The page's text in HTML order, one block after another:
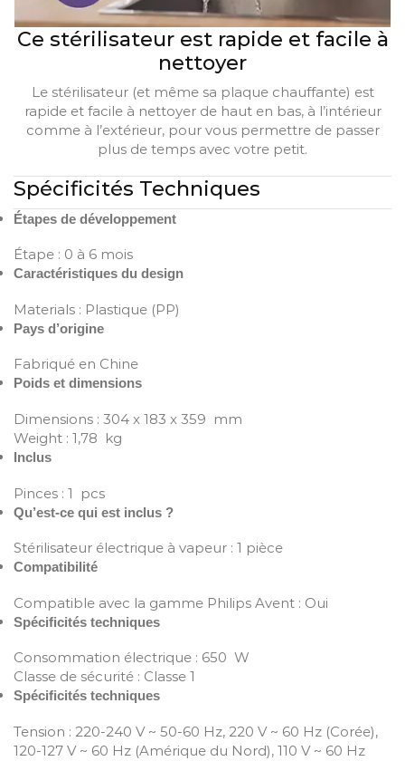
Ce stérilisateur est rapide et facile à
nettoyer
Le stérilisateur (et même sa plaque chauffante) est
rapide et facile à nettoyer de haut en bas, à l’intérieur
comme à l’extérieur, pour vous permettre de passer
plus de temps avec votre petit.
Spécificités Techniques
Étapes de développement
Étape : 0 à 6 mois
Caractéristiques du design
Materials : Plastique (PP)
Pays d’origine
Fabriqué en Chine
Poids et dimensions
Dimensions : 304 x 183 x 359 mm
Weight : 1,78 kg
Inclus
Pinces : 1 pcs
Qu’est-ce qui est inclus ?
Stérilisateur électrique à vapeur : 1 pièce
Compatibilité
Compatible avec la gamme Philips Avent : Oui
Spécificités techniques
Consommation électrique : 650 W
Classe de sécurité : Classe 1
Spécificités techniques
Tension : 220-240 V ~ 50-60 Hz, 220 V ~ 60 Hz (Corée),
120-127 V ~ 60 Hz (Amérique du Nord), 110 V ~ 60 Hz